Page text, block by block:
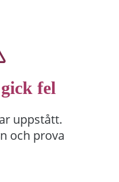
fel
uppstått.
och prova